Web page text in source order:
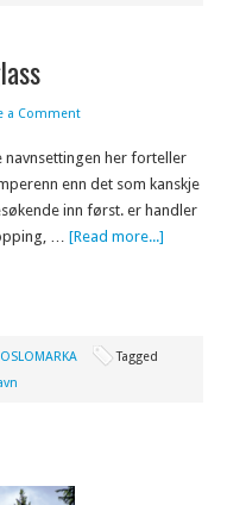
a Comment
navnsettingen her forteller
enn det som kanskje
inn først. er handler
… [Read more...]
OSLOMARKA
Tagged